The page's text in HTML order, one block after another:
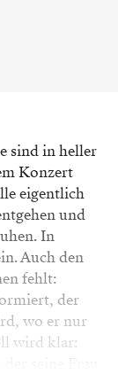
sind in heller
Konzert
eigentlich
und
In
Auch den
fehlt:
der
wo er nur
wird klar: